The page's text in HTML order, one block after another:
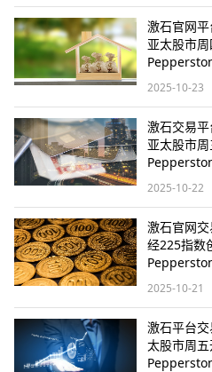
激石官网平
亚太股市
2025-10-23
激石交易平
亚太股市
2025-10-22
激石官网
经225指数
2025-10-21
激石平台
太股市周